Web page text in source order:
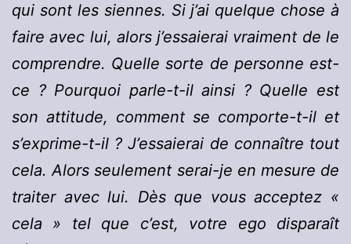
qui sont les siennes. Si j’ai quelque chose à
faire avec lui, alors j’essaierai vraiment de le
comprendre. Quelle sorte de personne est-
ce ? Pourquoi parle-t-il ainsi ? Quelle est
son attitude, comment se comporte-t-il et
s’exprime-t-il ? J’essaierai de connaître tout
cela. Alors seulement serai-je en mesure de
traiter avec lui. Dès que vous acceptez «
cela » tel que c’est, votre ego disparaît